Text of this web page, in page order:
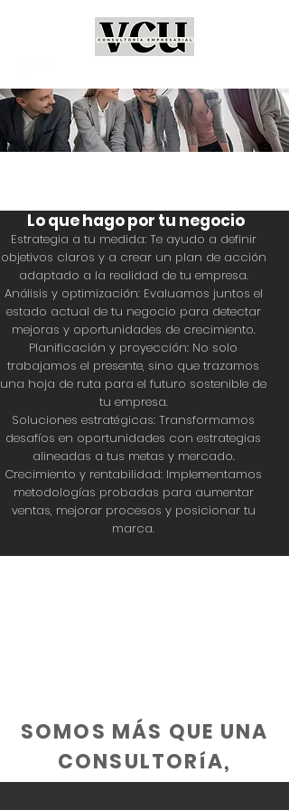
Lo que hago por tu negocio
Estrategia a tu medida: Te ayudo a definir
objetivos claros y a crear un plan de acción
adaptado a la realidad de tu empresa.
Análisis y optimización: Evaluamos juntos el
estado actual de tu negocio para detectar
mejoras y oportunidades de crecimiento.
Planificación y proyección: No solo
trabajamos el presente, sino que trazamos
una hoja de ruta para el futuro sostenible de
tu empresa.
Soluciones estratégicas: Transformamos
desafíos en oportunidades con estrategias
alineadas a tus metas y mercado.
Crecimiento y rentabilidad: Implementamos
metodologías probadas para aumentar
ventas, mejorar procesos y posicionar tu
marca.
SOMOS MÁS QUE UNA
CONSULTORíA,
SOMOS TU ALIADO